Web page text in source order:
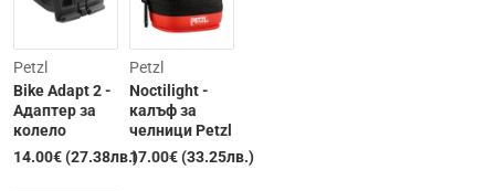
Petzl
Bike Adapt 2 -
Адаптер за
колело
14.00€ (27.38лв.) Изчерпана
Petzl
Noctilight -
калъф за
челници Petzl
17.00€ (33.25лв.)